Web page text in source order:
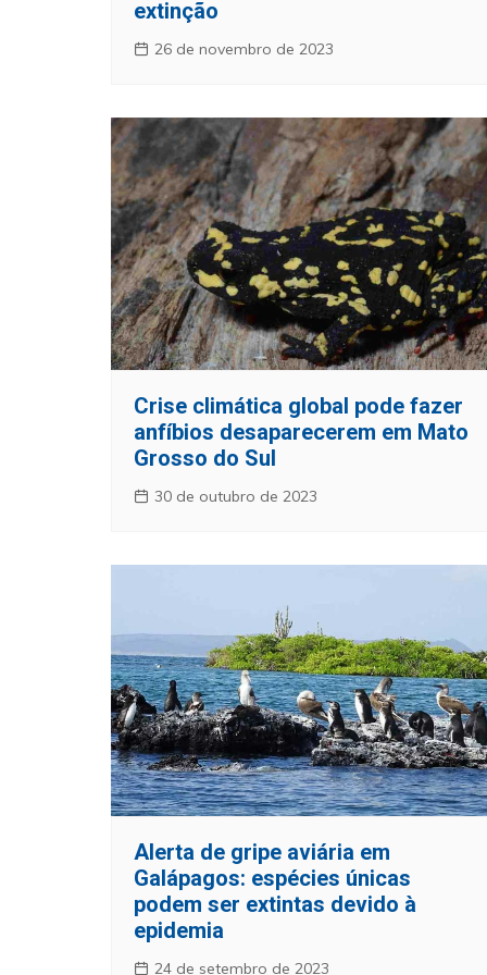
extinção
26 de novembro de 2023
Crise climática global pode fazer
anfíbios desaparecerem em Mato
Grosso do Sul
30 de outubro de 2023
Alerta de gripe aviária em
Galápagos: espécies únicas
podem ser extintas devido à
epidemia
24 de setembro de 2023